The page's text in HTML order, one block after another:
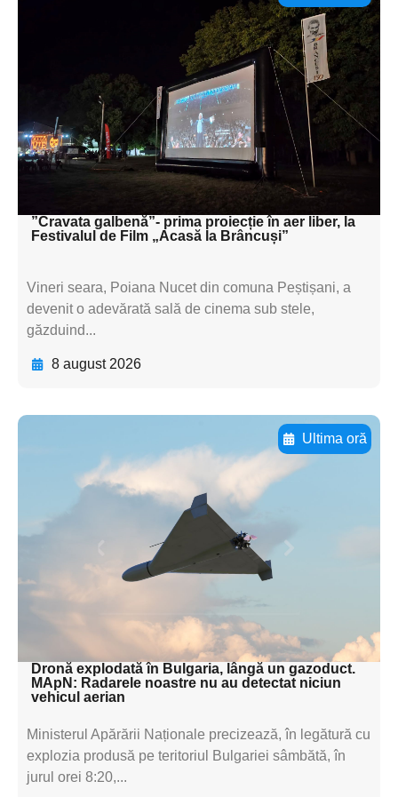
Adaugă aici textul pentru
subtitluAdaugă aici
textul pentru
subtitluAdaugă aici
textul pentru
subtitluAdaugă aici
textul pentru subti
”Cravata galbenă”- prima proiecție în aer liber, la
Festivalul de Film „Acasă la Brâncuși”
Vineri seara, Poiana Nucet din comuna Peștișani, a
devenit o adevărată sală de cinema sub stele,
găzduind...
8 august 2026
Ultima oră
Adaugă aici textul pentru
subtitluAdaugă aici
textul pentru
subtitluAdaugă aici
textul pentru
subtitluAdaugă aici
textul pentru subti
Dronă explodată în Bulgaria, lângă un gazoduct.
MApN: Radarele noastre nu au detectat niciun
vehicul aerian
Ministerul Apărării Naționale precizează, în legătură cu
explozia produsă pe teritoriul Bulgariei sâmbătă, în
jurul orei 8:20,...